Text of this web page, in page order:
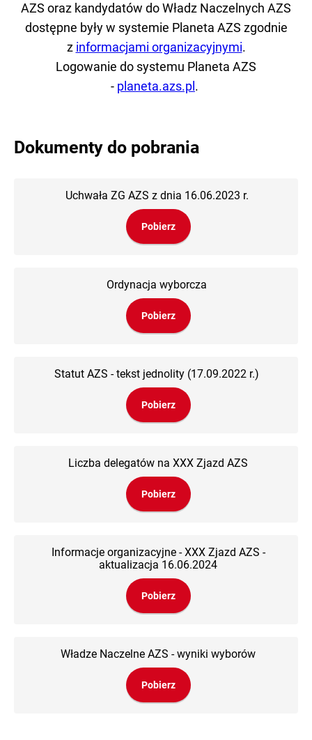
AZS oraz kandydatów do Władz Naczelnych AZS
dostępne były w systemie Planeta AZS zgodnie
z informacjami organizacyjnymi.
Logowanie do systemu Planeta AZS
- planeta.azs.pl .
Dokumenty do pobrania
Uchwała ZG AZS z dnia 16.06.2023 r.
Pobierz
Ordynacja wyborcza
Pobierz
Statut AZS - tekst jednolity (17.09.2022 r.)
Pobierz
Liczba delegatów na XXX Zjazd AZS
Pobierz
Informacje organizacyjne - XXX Zjazd AZS -
aktualizacja 16.06.2024
Pobierz
Władze Naczelne AZS - wyniki wyborów
Pobierz